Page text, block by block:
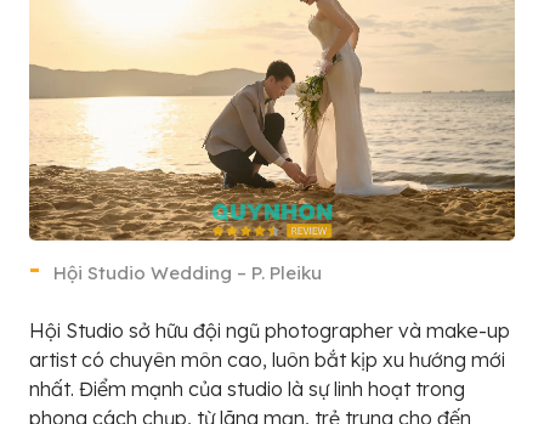
Hội Studio Wedding – P. Pleiku
Hội Studio sở hữu đội ngũ photographer và make-up
artist có chuyên môn cao, luôn bắt kịp xu hướng mới
nhất. Điểm mạnh của studio là sự linh hoạt trong
phong cách chụp, từ lãng mạn, trẻ trung cho đến